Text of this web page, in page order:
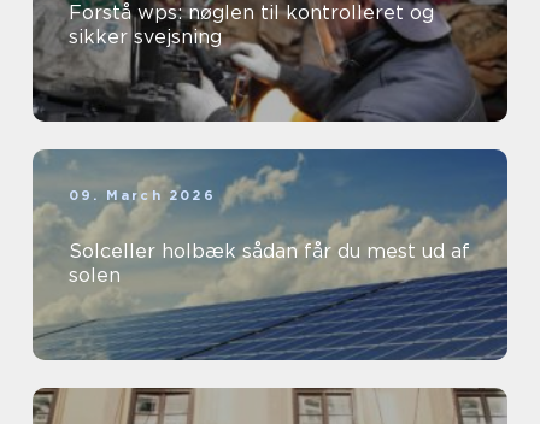
Forstå wps: nøglen til kontrolleret og
sikker svejsning
09. March 2026
Solceller holbæk sådan får du mest ud af
solen